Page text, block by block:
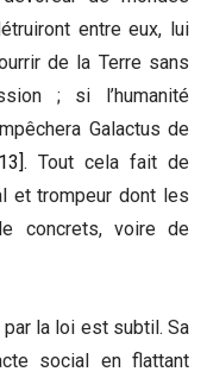
entre eux, lui
de la Terre sans
; si l’humanité
Galactus de
. Tout cela fait de
et trompeur dont les
concrets, voire de
la loi est subtil. Sa
social en flattant